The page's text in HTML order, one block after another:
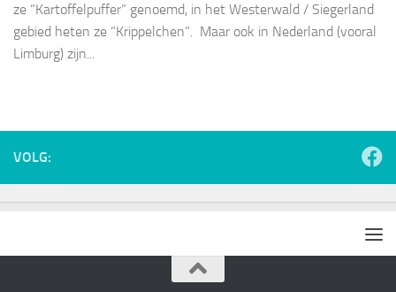
ze “Kartoffelpuffer” genoemd, in het Westerwald / Siegerland
gebied heten ze “Krippelchen”. Maar ook in Nederland (vooral
Limburg) zijn...
VOLG: